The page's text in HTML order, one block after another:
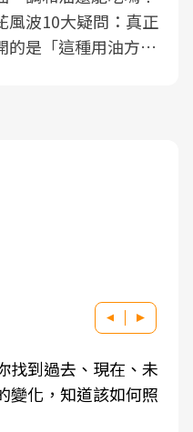
風波10大疑問：真正
的是「這種用油方
找到過去、現在、未
變化，知道該如何照